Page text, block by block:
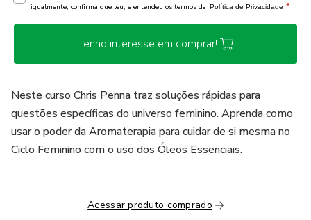
igualmente, confirma que leu, e entendeu os termos da Política de Privacidade *
Tenho interesse em comprar!
Neste curso Chris Penna traz soluções rápidas para
questões específicas do universo feminino. Aprenda como
usar o poder da Aromaterapia para cuidar de si mesma no
Ciclo Feminino com o uso dos Óleos Essenciais.
Acessar produto comprado